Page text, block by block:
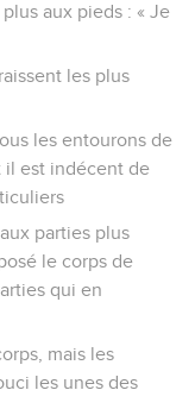
aux pieds : « Je
les plus
les entourons de
il est indécent de
parties plus
le corps de
qui en
mais les
les unes des